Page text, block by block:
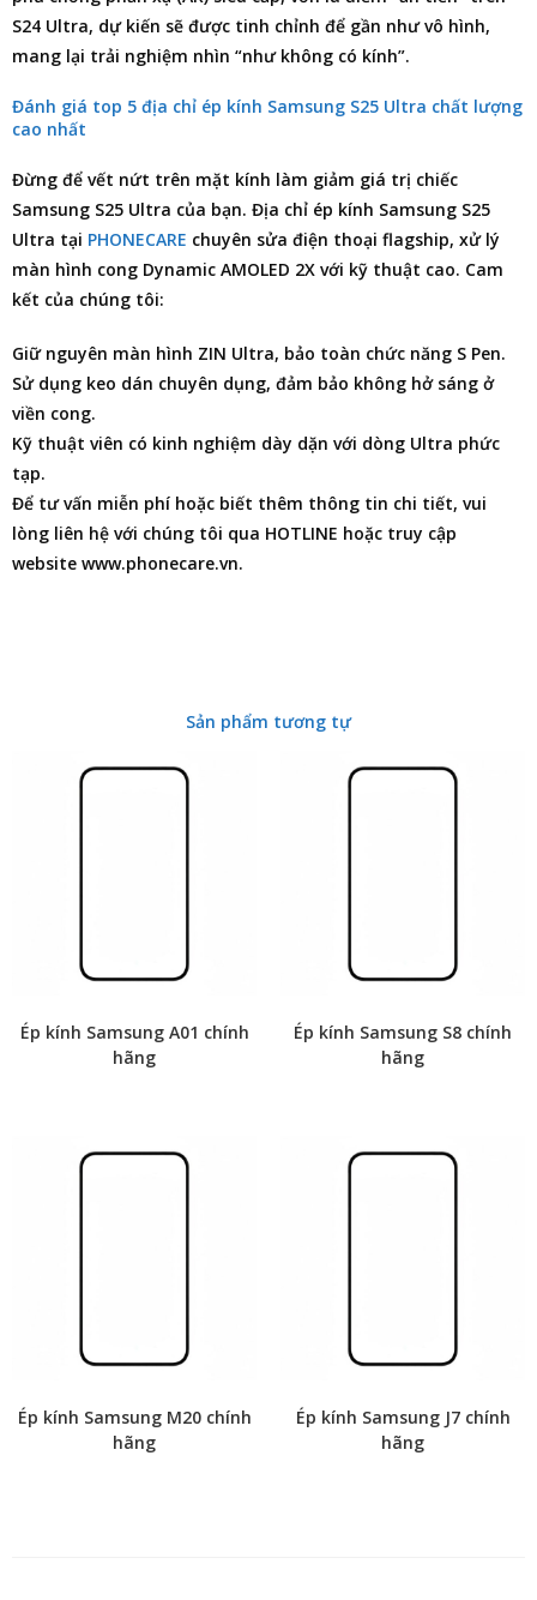
S24 Ultra, dự kiến sẽ được tinh chỉnh để gần như vô hình,
mang lại trải nghiệm nhìn “như không có kính”.
Đánh giá top 5 địa chỉ ép kính Samsung S25 Ultra chất lượng
cao nhất
Đừng để vết nứt trên mặt kính làm giảm giá trị chiếc
Samsung S25 Ultra của bạn. Địa chỉ ép kính Samsung S25
Ultra tại PHONECARE chuyên sửa điện thoại flagship, xử lý
màn hình cong Dynamic AMOLED 2X với kỹ thuật cao. Cam
kết của chúng tôi:
Giữ nguyên màn hình ZIN Ultra, bảo toàn chức năng S Pen.
Sử dụng keo dán chuyên dụng, đảm bảo không hở sáng ở
viền cong.
Kỹ thuật viên có kinh nghiệm dày dặn với dòng Ultra phức
tạp.
Để tư vấn miễn phí hoặc biết thêm thông tin chi tiết, vui
lòng liên hệ với chúng tôi qua HOTLINE hoặc truy cập
website www.phonecare.vn.
Sản phẩm tương tự
Ép kính Samsung A01 chính
hãng
Ép kính Samsung S8 chính
hãng
Ép kính Samsung M20 chính
hãng
Ép kính Samsung J7 chính
hãng